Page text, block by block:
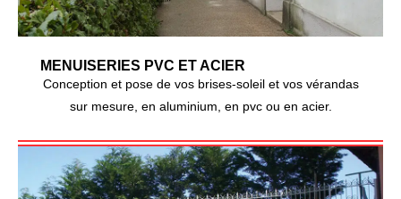
MENUISERIES PVC ET ACIER
Conception et pose de vos brises-soleil et vos vérandas
sur mesure, en aluminium, en pvc ou en acier.